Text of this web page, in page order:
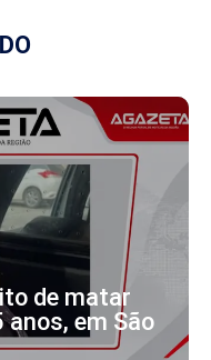
de matar
anos, em São